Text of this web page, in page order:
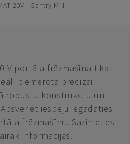
20V - Gantry Mill |
V portāla frēzmašīna tika
piemērota precīzai
robustu konstrukciju un
iespēju iegādāties
frēzmašīnu. Sazinieties
informācijas.